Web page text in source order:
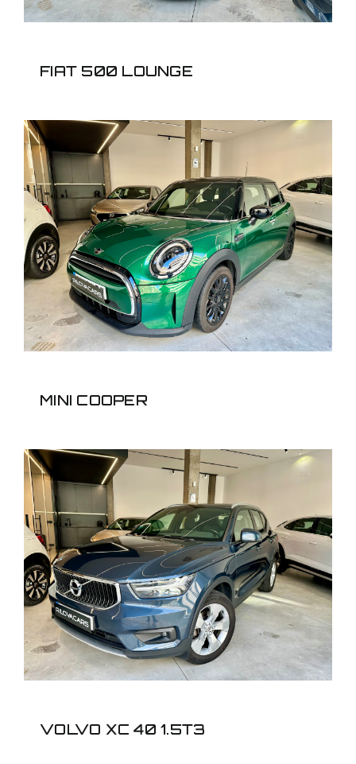
FIAT 500 LOUNGE
MINI COOPER
MINI COOPER
VOLVO XC 40 1.5T3
VOLVO XC 40 1.5T3